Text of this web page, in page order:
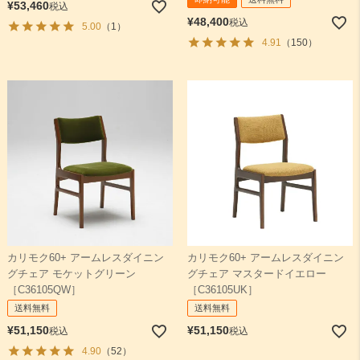
¥53,460税込
5.00（1） ¥48,400税込
4.91
（150）
カリモク60+ アームレスダイニン
グチェア モケットグリーン
［C36105QW］
送料無料
¥51,150税込
4.90（52）
カリモク60+ アームレスダイニン
グチェア マスタードイエロー
［C36105UK］
送料無料
¥51,150税込